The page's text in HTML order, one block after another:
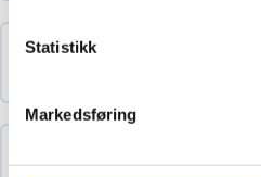
Statistikk
Markedsføring
Kristin Langnes: Jobb
Lene Rathe: